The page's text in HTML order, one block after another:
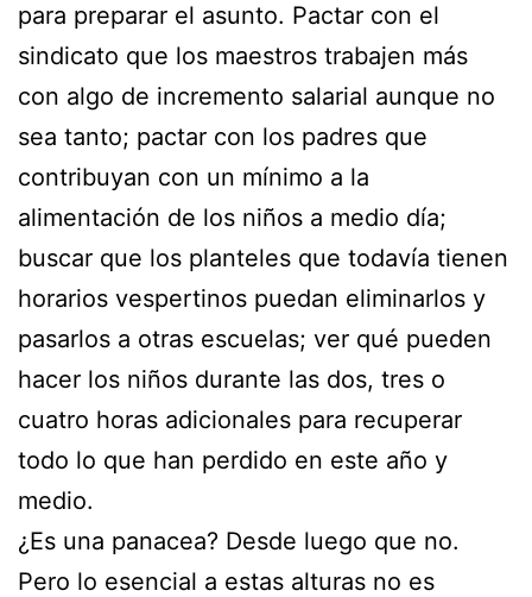
para preparar el asunto. Pactar con el
sindicato que los maestros trabajen más
con algo de incremento salarial aunque no
sea tanto; pactar con los padres que
contribuyan con un mínimo a la
alimentación de los niños a medio día;
buscar que los planteles que todavía tienen
horarios vespertinos puedan eliminarlos y
pasarlos a otras escuelas; ver qué pueden
hacer los niños durante las dos, tres o
cuatro horas adicionales para recuperar
todo lo que han perdido en este año y
medio.
¿Es una panacea? Desde luego que no.
Pero lo esencial a estas alturas no es